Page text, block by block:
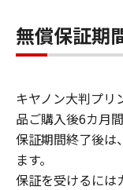
無償保証期
キヤノン大判プリ
品ご購入後6カ月
保証期間終了後は
ます。
保証を受けるには